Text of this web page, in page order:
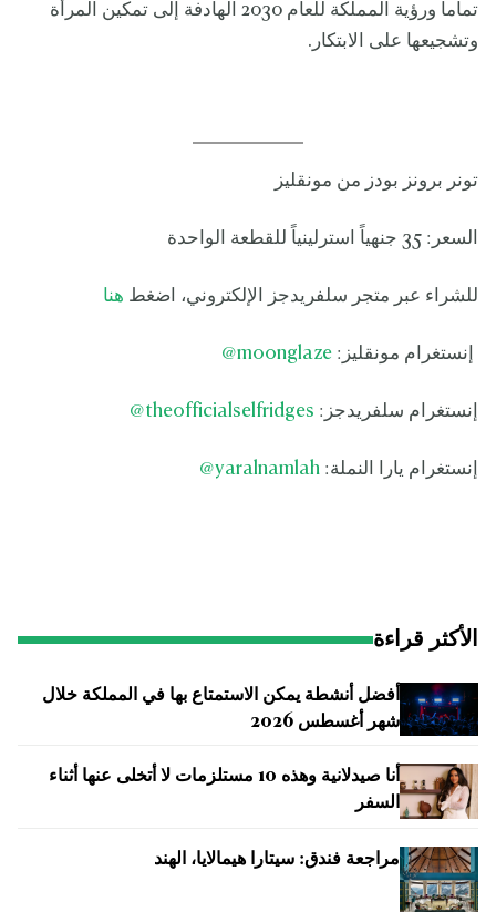
تماماً ورؤية المملكة للعام 2030 الهادفة إلى تمكين المرأة
وتشجيعها على الابتكار.
تونر برونز بودز من مونقليز
السعر: 35 جنهياً استرلينياً للقطعة الواحدة
للشراء عبر متجر سلفريدجز الإلكتروني، اضغط هنا
إنستغرام مونقليز: moonglaze
@
إنستغرام سلفريدجز: theofficialselfridges
@
إنستغرام يارا النملة: yaralnamlah
@
الأكثر قراءة
أفضل أنشطة يمكن الاستمتاع بها في المملكة خلال
شهر أغسطس 2026
أنا صيدلانية وهذه 10 مستلزمات لا أتخلى عنها أثناء
السفر
مراجعة فندق: سيتارا هيمالايا، الهند